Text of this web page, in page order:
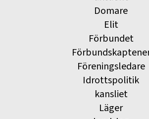
Domare
Elit
Förbundet
Föreningsledare
Idrottspolitik
kansliet
Läger